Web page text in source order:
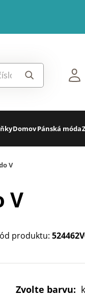
DomovPánská móda
V
V
produktu:
Zvolte barvu: